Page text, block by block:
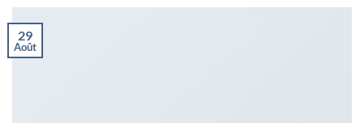
29
Août